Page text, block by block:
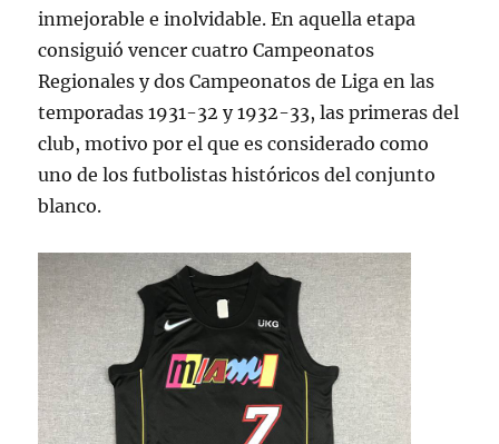
inmejorable e inolvidable. En aquella etapa
consiguió vencer cuatro Campeonatos
Regionales y dos Campeonatos de Liga en las
temporadas 1931-32 y 1932-33, las primeras del
club, motivo por el que es considerado como
uno de los futbolistas históricos del conjunto
blanco.